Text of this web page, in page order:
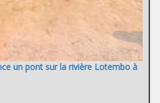
un pont sur la rivière Lotembo à